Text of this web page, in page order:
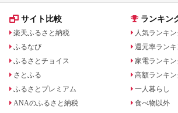
サイト比較
楽天ふるさと納税
ふるなび
ふるさとチョイス
さとふる
ふるさとプレミアム
ANAのふるさと納税
ランキン
人気ランキ
還元率ランキ
家電ランキン
高額ランキン
一人暮らし
食べ物以外